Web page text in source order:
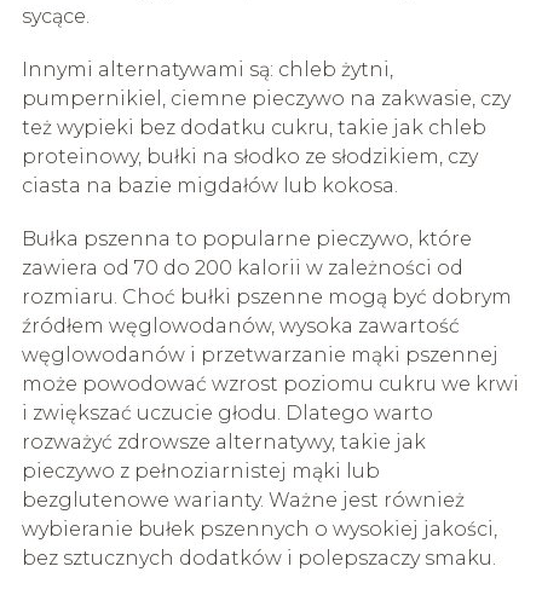
sycące.
Innymi alternatywami są: chleb żytni,
pumpernikiel, ciemne pieczywo na zakwasie, czy
też wypieki bez dodatku cukru, takie jak chleb
proteinowy, bułki na słodko ze słodzikiem, czy
ciasta na bazie migdałów lub kokosa.
Bułka pszenna to popularne pieczywo, które
zawiera od 70 do 200 kalorii w zależności od
rozmiaru. Choć bułki pszenne mogą być dobrym
źródłem węglowodanów, wysoka zawartość
węglowodanów i przetwarzanie mąki pszennej
może powodować wzrost poziomu cukru we krwi
i zwiększać uczucie głodu. Dlatego warto
rozważyć zdrowsze alternatywy, takie jak
pieczywo z pełnoziarnistej mąki lub
bezglutenowe warianty. Ważne jest również
wybieranie bułek pszennych o wysokiej jakości,
bez sztucznych dodatków i polepszaczy smaku.